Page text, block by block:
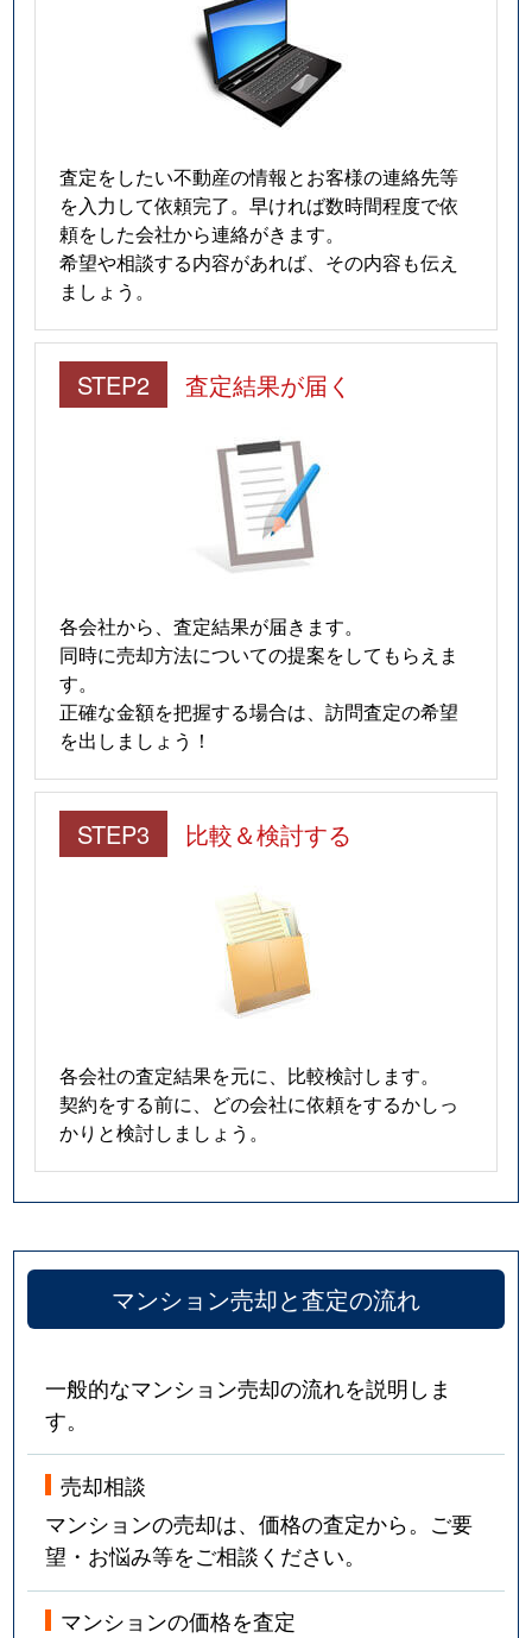
査定をしたい不動産の情報とお客様の連絡先等
を入力して依頼完了。早ければ数時間程度で依
頼をした会社から連絡がきます。
希望や相談する内容があれば、その内容も伝え
ましょう。
STEP2 査定結果が届く
各会社から、査定結果が届きます。
同時に売却方法についての提案をしてもらえま
す。
正確な金額を把握する場合は、訪問査定の希望
を出しましょう！
STEP3 比較＆検討する
各会社の査定結果を元に、比較検討します。
契約をする前に、どの会社に依頼をするかしっ
かりと検討しましょう。
マンション売却と査定の流れ
一般的なマンション売却の流れを説明しま
す。
売却相談
マンションの売却は、価格の査定から。ご要
望・お悩み等をご相談ください。
マンションの価格を査定